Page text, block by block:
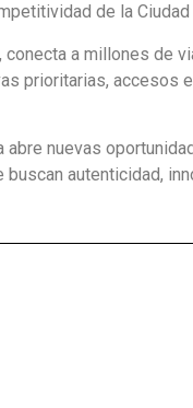
de la
conecta a millones de
prioritarias, accesos
nuevas
autenticidad,